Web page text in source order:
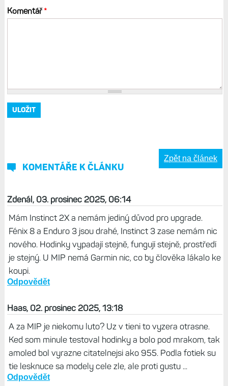
Komentář*
KOMENTÁŘE K ČLÁNKU
Zpět na článek
Zdenál, 03. prosinec 2025, 06:14
Mám Instinct 2X a nemám jediný důvod pro upgrade.
Fénix 8 a Enduro 3 jsou drahé, Instinct 3 zase nemám nic
nového. Hodinky vypadají stejně, fungují stejně, prostředí
je stejný. U MIP nemá Garmin nic, co by člověka lákalo ke
koupi.
Odpovědět
Haas, 02. prosinec 2025, 13:18
A za MIP je niekomu luto? Uz v tieni to vyzera otrasne.
Ked som minule testoval hodinky a bolo pod mrakom, tak
amoled bol vyrazne citatelnejsi ako 955. Podla fotiek su
tie lesknuce sa modely cele zle, ale proti gustu ...
Odpovědět